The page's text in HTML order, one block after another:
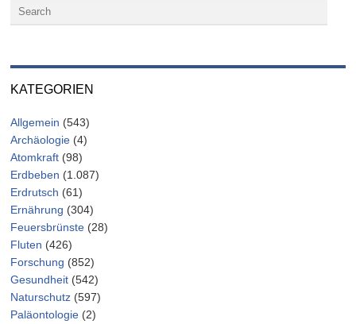
KATEGORIEN
Allgemein (543)
Archäologie (4)
Atomkraft (98)
Erdbeben (1.087)
Erdrutsch (61)
Ernährung (304)
Feuersbrünste (28)
Fluten (426)
Forschung (852)
Gesundheit (542)
Naturschutz (597)
Paläontologie (2)